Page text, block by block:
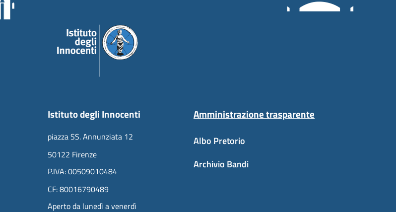
Istituto degli Innocenti
piazza SS. Annunziata 12
50122 Firenze
P.IVA: 00509010484
CF: 80016790489
Aperto da lunedì a venerdì
Amministrazione trasparente
Albo Pretorio
Archivio Bandi